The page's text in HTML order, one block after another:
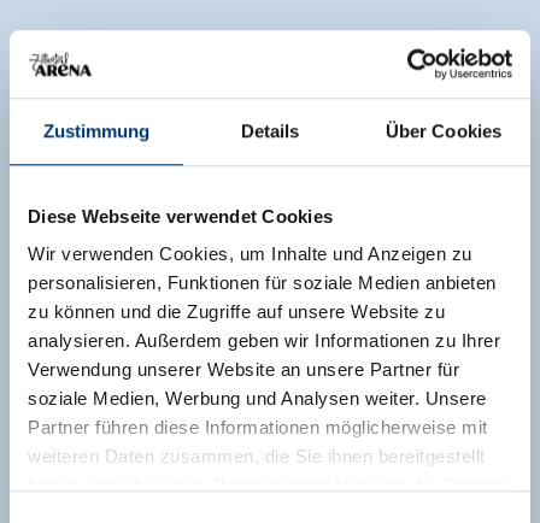
Zustimmung Details Über Cookies
Diese Webseite verwendet Cookies
Wir verwenden Cookies, um Inhalte und Anzeigen zu
personalisieren, Funktionen für soziale Medien anbieten
zu können und die Zugriffe auf unsere Website zu
analysieren. Außerdem geben wir Informationen zu Ihrer
Verwendung unserer Website an unsere Partner für
soziale Medien, Werbung und Analysen weiter. Unsere
Partner führen diese Informationen möglicherweise mit
weiteren Daten zusammen, die Sie ihnen bereitgestellt